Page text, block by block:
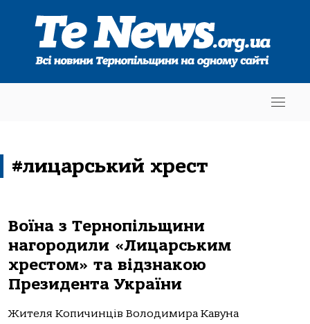
#лицарський хрест
Воїна з Тернопільщини
нагородили «Лицарським
хрестом» та відзнакою
Президента України
Жителя Копичинців Володимира Кавуна